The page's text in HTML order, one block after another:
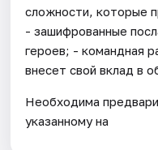
сложности, которые
- зашифрованные
героев; - командная
внесет свой вклад в
Необходима
указанному на